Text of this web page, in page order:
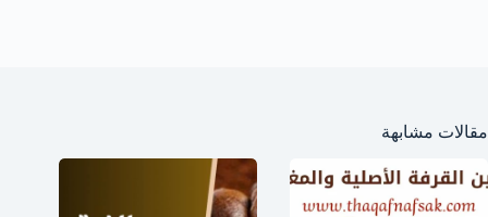
مقالات مشابهة